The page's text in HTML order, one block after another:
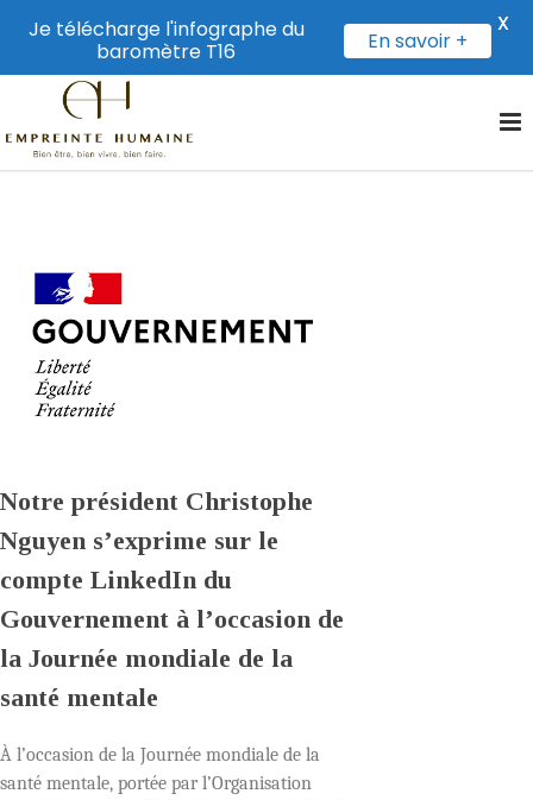
Notre président Christophe
Nguyen s’exprime sur le
compte LinkedIn du
Gouvernement à l’occasion de
la Journée mondiale de la
santé mentale
À l’occasion de la Journée mondiale de la
santé mentale, portée par l’Organisation
Je télécharge l'infographe du
baromètre T16
En savoir +
X